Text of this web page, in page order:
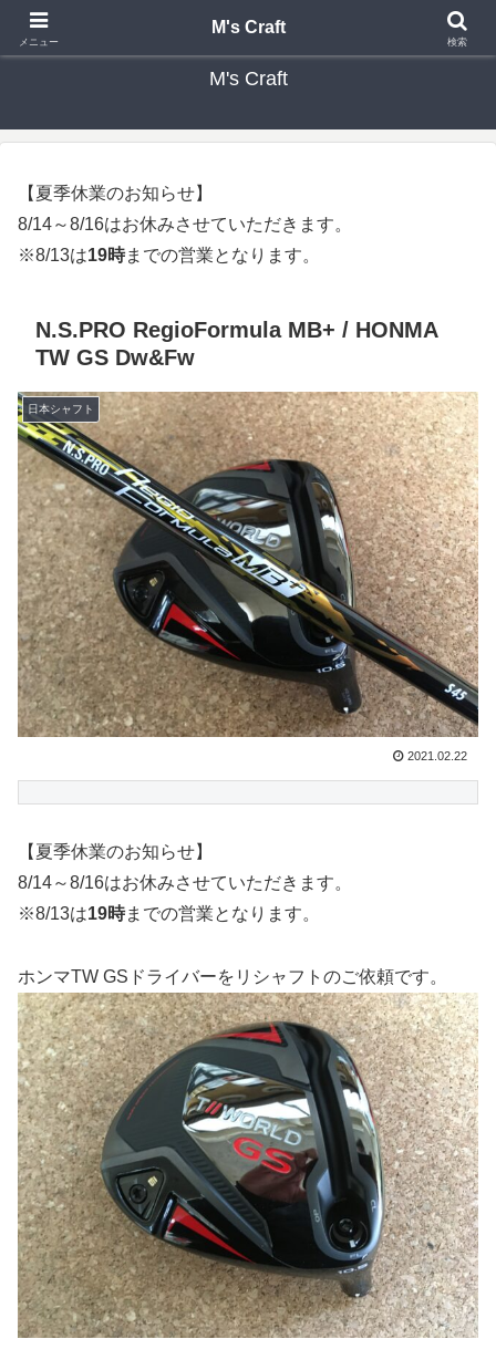
カスタムクラブ・リシャフト・修理 専門店 ゴルフ工房 エムズクラフト
M's Craft
【夏季休業のお知らせ】
8/14～8/16はお休みさせていただきます。
※8/13は19時までの営業となります。
N.S.PRO RegioFormula MB+ / HONMA
TW GS Dw&Fw
日本シャフト
2021.02.22
【夏季休業のお知らせ】
8/14～8/16はお休みさせていただきます。
※8/13は19時までの営業となります。
ホンマTW GSドライバーをリシャフトのご依頼です。
メニュー
M's Craft
検索